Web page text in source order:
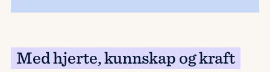
Med hjerte, kunnskap og kraft